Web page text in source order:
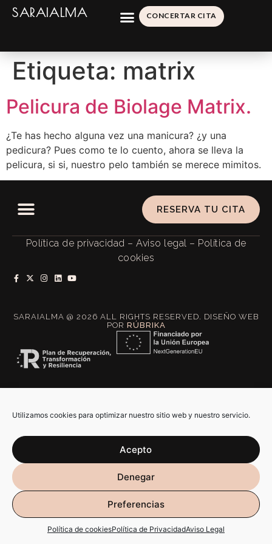
Utilizamos cookies para optimizar nuestro sitio web y nuestro servicio.
Acepto
Denegar
Preferencias
Política de cookiesPolítica de PrivacidadAviso Legal
SARAIALMA CONCERTAR CITA
Etiqueta: matrix
Pelicura de Biolage Matrix.
¿Te has hecho alguna vez una manicura? ¿y una
pedicura? Pues como te lo cuento, ahora se lleva la
pelicura, si si, nuestro pelo también se merece mimitos.
RESERVA TU CITA
Política de privacidad – Aviso legal – Política de
cookies
SARAIALMA @ 2026 ALL RIGHTS RESERVED. DISEÑO WEB
POR RÚBRIKA